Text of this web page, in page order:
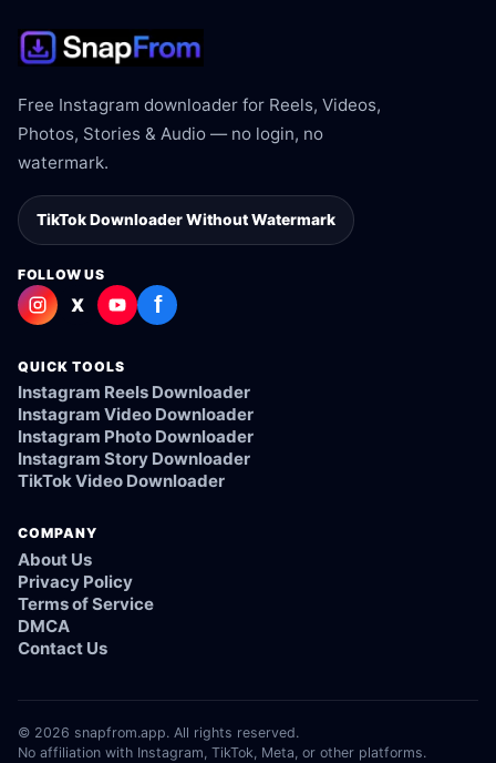
Free Instagram downloader for Reels, Videos,
Photos, Stories & Audio — no login, no
watermark.
TikTok Downloader Without Watermark
FOLLOW US
X f
QUICK TOOLS
Instagram Reels Downloader
Instagram Video Downloader
Instagram Photo Downloader
Instagram Story Downloader
TikTok Video Downloader
COMPANY
About Us
Privacy Policy
Terms of Service
DMCA
Contact Us
© 2026 snapfrom.app. All rights reserved.
No affiliation with Instagram, TikTok, Meta, or other platforms.